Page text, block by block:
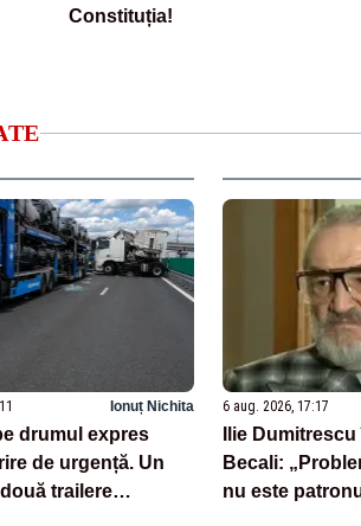
Constituția!
Ionuț Nichita
drumul expres
de urgență. Un
trailere
6 aug. 2026, 17:17
Ilie
Becali:
nu este